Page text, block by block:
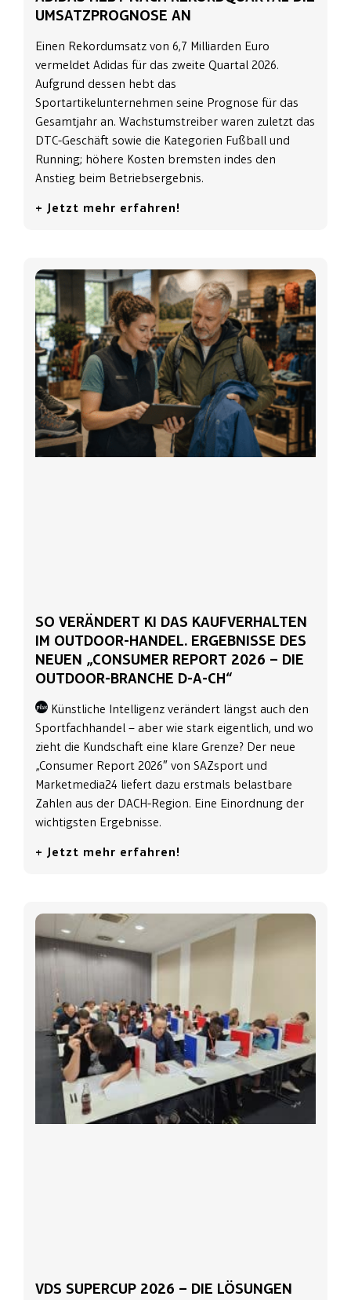
UMSATZPROGNOSE AN
Einen Rekordumsatz von 6,7 Milliarden Euro
vermeldet Adidas für das zweite Quartal 2026.
Aufgrund dessen hebt das
Sportartikelunternehmen seine Prognose für das
Gesamtjahr an. Wachstumstreiber waren zuletzt das
DTC-Geschäft sowie die Kategorien Fußball und
Running; höhere Kosten bremsten indes den
Anstieg beim Betriebsergebnis.
+ Jetzt mehr erfahren!
SO VERÄNDERT KI DAS KAUFVERHALTEN
IM OUTDOOR-HANDEL. ERGEBNISSE DES
NEUEN „CONSUMER REPORT 2026 – DIE
OUTDOOR-BRANCHE D-A-CH“
Künstliche Intelligenz verändert längst auch den
Sportfachhandel – aber wie stark eigentlich, und wo
zieht die Kundschaft eine klare Grenze? Der neue
„Consumer Report 2026″ von SAZsport und
Marketmedia24 liefert dazu erstmals belastbare
Zahlen aus der DACH-Region. Eine Einordnung der
wichtigsten Ergebnisse.
+ Jetzt mehr erfahren!
VDS SUPERCUP 2026 – DIE LÖSUNGEN